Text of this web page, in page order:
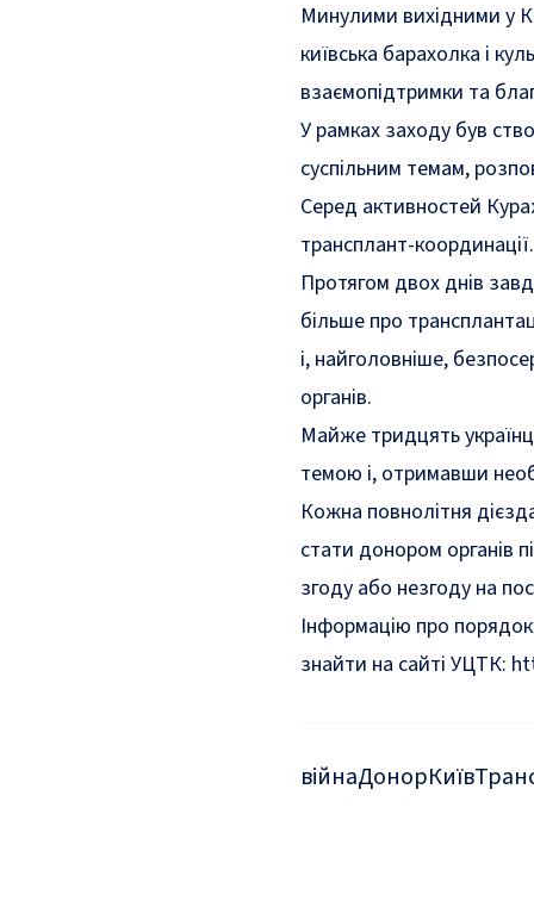
Минулими вихідними у
київська барахолка і
взаємопідтримки та
У рамках заходу був
суспільним темам,
Серед активностей
трансплант-координації.
Протягом двох днів
більше про
і, найголовніше,
органів.
Майже тридцять
темою і, отримавши
Кожна повнолітня
стати донором органів
згоду або незгоду на
Інформацію про
знайти на сайті УЦТК:
війнаДонорКиїв